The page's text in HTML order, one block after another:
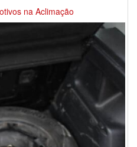
na Aclimação